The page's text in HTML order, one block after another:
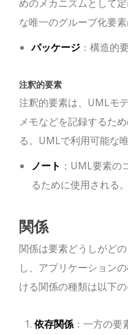
めのメカニズムとして
な唯一のグループ化要素
パッケージ ：構造的
注釈的要素
注釈的要素は、UMLモ
メモなどを記録するた
る。UMLで利用可能な
ノート ：UML要素の
るために使用される。
関係
関係は要素どうしがど
し、アプリケーション
ける関係の種類は以下の
依存関係：一方の要